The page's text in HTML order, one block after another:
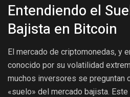
Entendiendo el
Bajista en Bitcoin
El mercado de criptomonedas, y
conocido por su volatilidad
muchos inversores se preguntan
«suelo» del mercado bajista.